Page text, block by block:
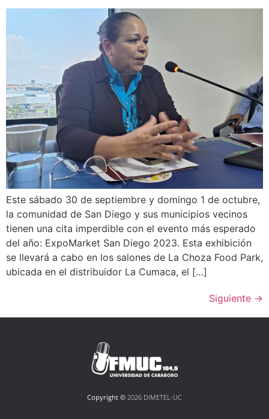
Este sábado 30 de septiembre y domingo 1 de octubre,
la comunidad de San Diego y sus municipios vecinos
tienen una cita imperdible con el evento más esperado
del año: ExpoMarket San Diego 2023. Esta exhibición
se llevará a cabo en los salones de La Choza Food Park,
ubicada en el distribuidor La Cumaca, el […]
Siguiente →
Copyright © 2026 DIMETEL-UC